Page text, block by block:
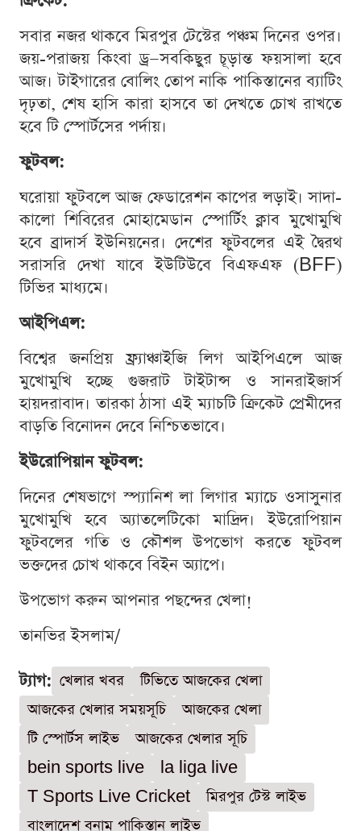
সবার নজর থাকবে মিরপুর টেস্টের পঞ্চম দিনের ওপর।
জয়-পরাজয় কিংবা ড্র—সবকিছুর চূড়ান্ত ফয়সালা হবে
আজ। টাইগারের বোলিং তোপ নাকি পাকিস্তানের ব্যাটিং
দৃঢ়তা, শেষ হাসি কারা হাসবে তা দেখতে চোখ রাখতে
হবে টি স্পোর্টসের পর্দায়।
ফুটবল:
ঘরোয়া ফুটবলে আজ ফেডারেশন কাপের লড়াই। সাদা-
কালো শিবিরের মোহামেডান স্পোর্টিং ক্লাব মুখোমুখি
হবে ব্রাদার্স ইউনিয়নের। দেশের ফুটবলের এই দ্বৈরথ
সরাসরি দেখা যাবে ইউটিউবে বিএফএফ (BFF)
টিভির মাধ্যমে।
আইপিএল:
বিশ্বের জনপ্রিয় ফ্র্যাঞ্চাইজি লিগ আইপিএলে আজ
মুখোমুখি হচ্ছে গুজরাট টাইটান্স ও সানরাইজার্স
হায়দরাবাদ। তারকা ঠাসা এই ম্যাচটি ক্রিকেট প্রেমীদের
বাড়তি বিনোদন দেবে নিশ্চিতভাবে।
ইউরোপিয়ান ফুটবল:
দিনের শেষভাগে স্প্যানিশ লা লিগার ম্যাচে ওসাসুনার
মুখোমুখি হবে অ্যাতলেটিকো মাদ্রিদ। ইউরোপিয়ান
ফুটবলের গতি ও কৌশল উপভোগ করতে ফুটবল
ভক্তদের চোখ থাকবে বিইন অ্যাপে।
উপভোগ করুন আপনার পছন্দের খেলা!
তানভির ইসলাম/
ট্যাগ: খেলার খবর
টিভিতে আজকের খেলা
আজকের খেলার সময়সূচি
আজকের খেলা
টি স্পোর্টস লাইভ
আজকের খেলার সূচি
bein sports live
la liga live
T Sports Live Cricket
মিরপুর টেস্ট লাইভ
বাংলাদেশ বনাম পাকিস্তান লাইভ